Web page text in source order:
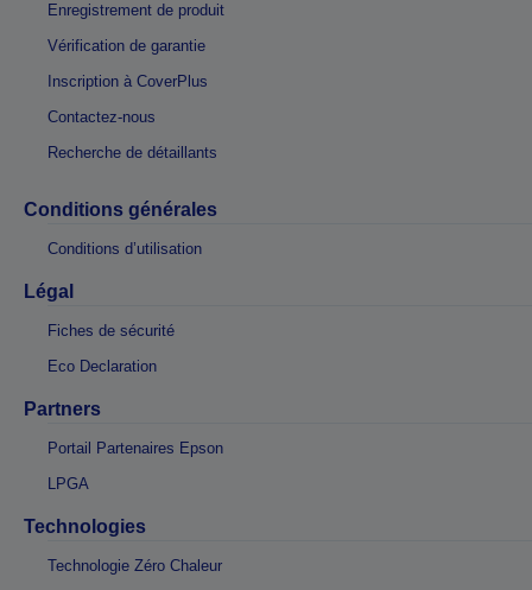
Enregistrement de produit
Vérification de garantie
Inscription à CoverPlus
Contactez-nous
Recherche de détaillants
Conditions générales
Conditions d’utilisation
Légal
Fiches de sécurité
Eco Declaration
Partners
Portail Partenaires Epson
LPGA
Technologies
Technologie Zéro Chaleur